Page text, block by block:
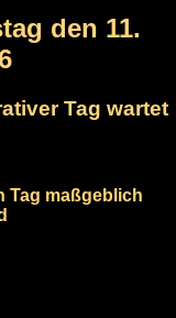
den 11.
Tag wartet
Tag maßgeblich